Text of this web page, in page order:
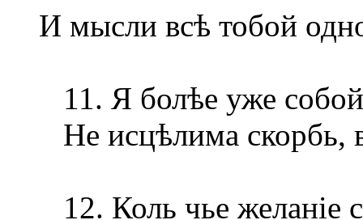
И мысли всѣ тобой
11. Я болѣе уже
Не исцѣлима скорбь,
12. Коль чье желаніе